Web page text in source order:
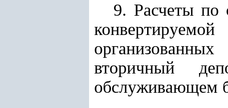
9. Расчеты по
вторичный
обслуживающем